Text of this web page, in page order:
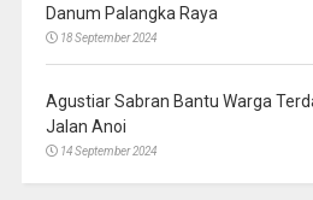
Danum Palangka Raya
18 September 2024
Agustiar Sabran Bantu Warga
Jalan Anoi
14 September 2024